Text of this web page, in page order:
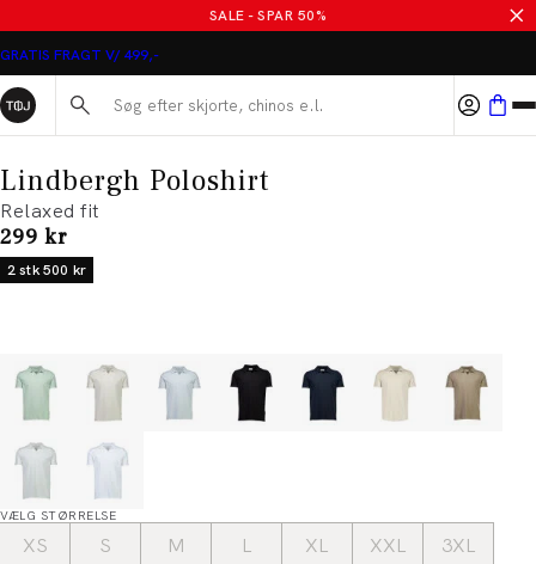
SALE - SPAR 50%
GRATIS FRAGT V/ 499,-
Søg her...
Lindbergh Poloshirt
Relaxed fit
I alt (inkl. rabat)
299 kr
2 stk 500 kr
VÆLG STØRRELSE
XS S M L XL XXL
3XL